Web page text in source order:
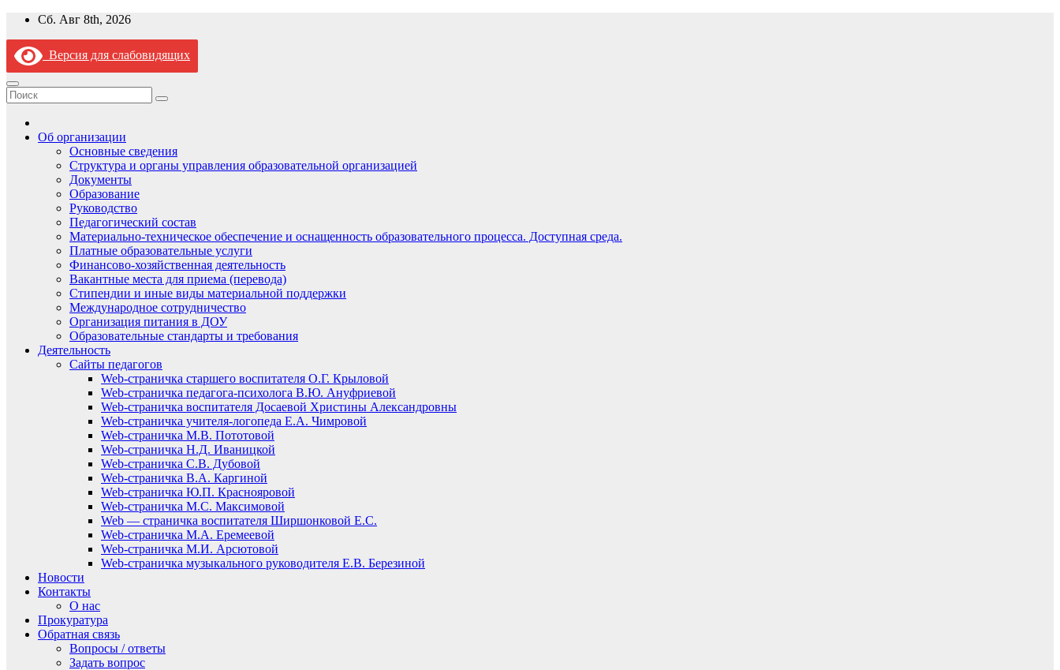
Перейти
содержимому
Сб. Авг 8th, 2026
Версия для слабовидящих
Об организации
Основные сведения
Структура и органы управления образовательной организацией
Документы
Образование
Руководство
Педагогический состав
Материально-техническое обеспечение и оснащенность образовательного процесса. Доступная среда.
Платные образовательные услуги
Финансово-хозяйственная деятельность
Вакантные места для приема (перевода)
Стипендии и иные виды материальной поддержки
Международное сотрудничество
Организация питания в ДОУ
Образовательные стандарты и требования
Деятельность
Сайты педагогов
Web-страничка старшего воспитателя О.Г. Крыловой
Web-страничка педагога-психолога В.Ю. Ануфриевой
Web-страничка воспитателя Досаевой Христины Александровны
Web-страничка учителя-логопеда Е.А. Чимровой
Web-страничка М.В. Пототовой
Web-страничка Н.Д. Иваницкой
Web-страничка С.В. Дубовой
Web-страничка В.А. Каргиной
Web-страничка Ю.П. Краснояровой
Web-страничка М.С. Максимовой
Web — страничка воспитателя Ширшонковой Е.С.
Web-страничка М.А. Еремеевой
Web-страничка М.И. Арсютовой
Web-страничка музыкального руководителя Е.В. Березиной
Новости
Контакты
О нас
Прокуратура
Обратная связь
Вопросы / ответы
Задать вопрос